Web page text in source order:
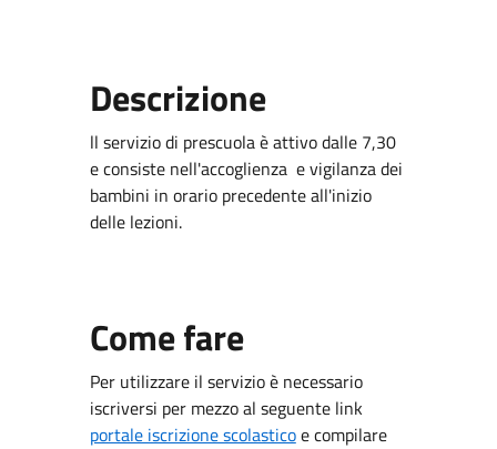
Descrizione
ll servizio di prescuola è attivo dalle 7,30
e consiste nell'accoglienza e vigilanza dei
bambini in orario precedente all'inizio
delle lezioni.
Come fare
Per utilizzare il servizio è necessario
iscriversi per mezzo al seguente link
portale iscrizione scolasticoe compilare